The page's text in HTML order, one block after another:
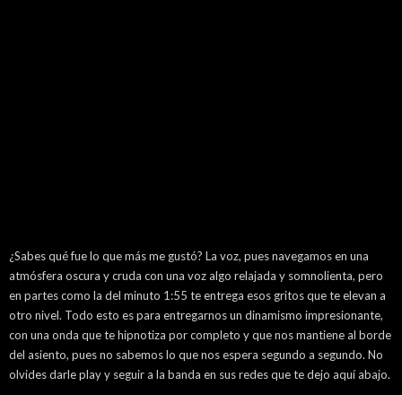
¿Sabes qué fue lo que más me gustó? La voz, pues navegamos en una
atmósfera oscura y cruda con una voz algo relajada y somnolienta, pero
en partes como la del minuto 1:55 te entrega esos gritos que te elevan a
otro nivel. Todo esto es para entregarnos un dinamismo impresionante,
con una onda que te hipnotiza por completo y que nos mantiene al borde
del asiento, pues no sabemos lo que nos espera segundo a segundo. No
olvides darle play y seguir a la banda en sus redes que te dejo aquí abajo.